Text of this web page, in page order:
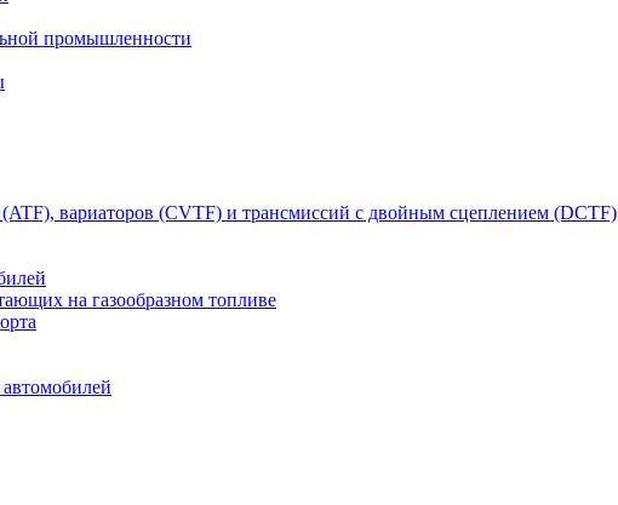
промышленности
вариаторов (CVTF) и трансмиссий с двойным сцеплением (DCTF)
на газообразном топливе